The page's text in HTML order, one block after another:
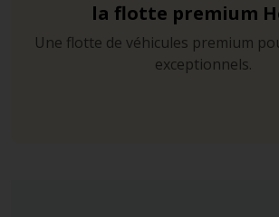
la flotte premium
Une flotte de véhicules premium
exceptionnels.